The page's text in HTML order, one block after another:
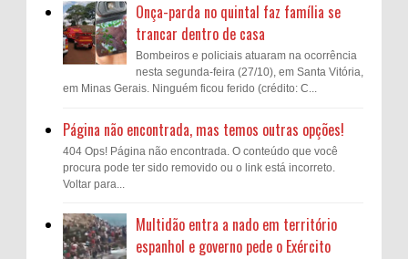
Onça-parda no quintal faz família se
trancar dentro de casa
Bombeiros e policiais atuaram na ocorrência
nesta segunda-feira (27/10), em Santa Vitória,
em Minas Gerais. Ninguém ficou ferido (crédito: C...
Página não encontrada, mas temos outras opções!
404 Ops! Página não encontrada. O conteúdo que você
procura pode ter sido removido ou o link está incorreto.
Voltar para...
Multidão entra a nado em território
espanhol e governo pede o Exército